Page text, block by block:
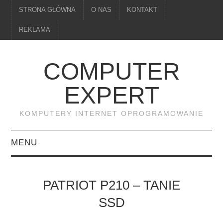
STRONA GŁÓWNA O NAS KONTAKT
REKLAMA
COMPUTER
EXPERT
KOMPUTERY INTERNET OPROGRAMOWANIE
MENU
DRUKARKI
PATRIOT P210 – TANIE
SSD